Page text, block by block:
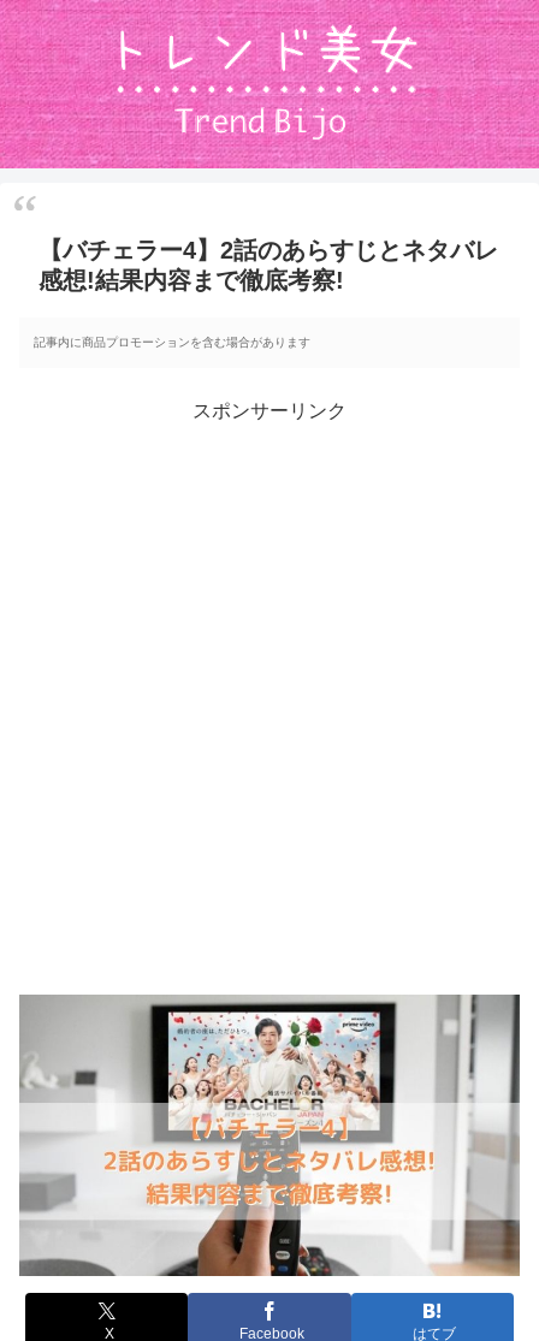
【バチェラー4】2話のあらすじとネタバレ
感想!結果内容まで徹底考察!
記事内に商品プロモーションを含む場合があります
スポンサーリンク
X Facebook はてブ